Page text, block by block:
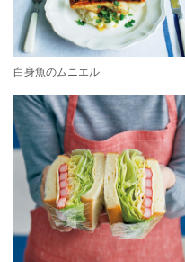
白身魚のムニエル